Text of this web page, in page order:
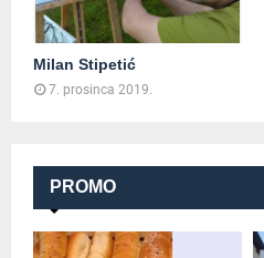
Milan Stipetić
7. prosinca 2019.
PROMO